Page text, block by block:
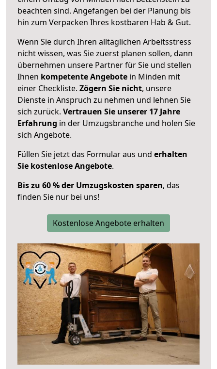
beachten sind. Angefangen bei der Planung bis
hin zum Verpacken Ihres kostbaren Hab & Gut.
Wenn Sie durch Ihren alltäglichen Arbeitsstress
nicht wissen, was Sie zuerst planen sollen, dann
übernehmen unsere Partner für Sie und stellen
Ihnen kompetente Angebote in Minden mit
einer Checkliste. Zögern Sie nicht, unsere
Dienste in Anspruch zu nehmen und lehnen Sie
sich zurück. Vertrauen Sie unserer 17 Jahre
Erfahrung in der Umzugsbranche und holen Sie
sich Angebote.
Füllen Sie jetzt das Formular aus und erhalten
Sie kostenlose Angebote.
Bis zu 60 % der Umzugskosten sparen, das
finden Sie nur bei uns!
Kostenlose Angebote erhalten